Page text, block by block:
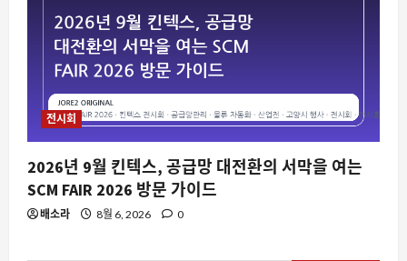
전시회
2026년 9월 킨텍스, 공급망 대전환의 서막을 여는
SCM FAIR 2026 방문 가이드
배소라 8월 6, 2026 0
3
4
스팀 덱 커널 버전 표시 논란과 시스템 정
보 인식의 혼란
8월 9, 2026 0
요즘뜨는소식
여름철 편의점 생수 공짜 이벤트, 왜 매일
오후 2시가 핫한가